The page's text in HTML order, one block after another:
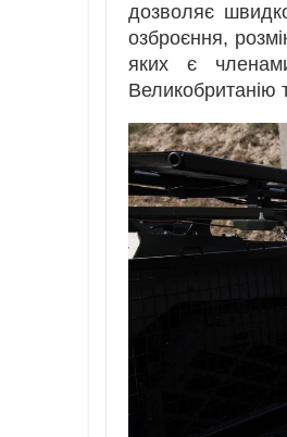
дозволяє
озброєння,
яких є